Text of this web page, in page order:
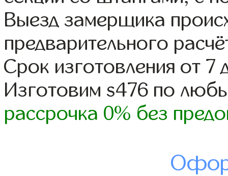
Выезд замерщика
предварительного
Срок изготовления от 7
Изготовим s476 по
рассрочка 0% без